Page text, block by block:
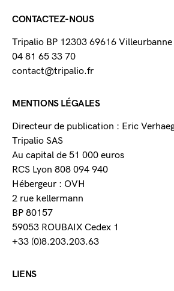
CONTACTEZ-NOUS
Tripalio BP 12303 69616 Villeurbanne
04 81 65 33 70
contact@tripalio.fr
MENTIONS LÉGALES
Directeur de publication : Eric
Tripalio SAS
Au capital de 51 000 euros
RCS Lyon 808 094 940
Hébergeur : OVH
2 rue kellermann
BP 80157
59053 ROUBAIX Cedex 1
+33 (0)8.203.203.63
LIENS